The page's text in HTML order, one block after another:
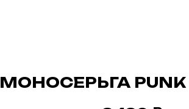
МОНОСЕРЬГА PUNK